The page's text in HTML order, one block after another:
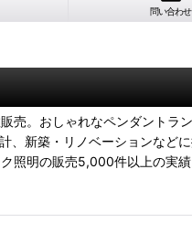
問い合わせ
売。おしゃれなペンダント
、新築・リノベーションな
照明の販売5,000件以上の実績